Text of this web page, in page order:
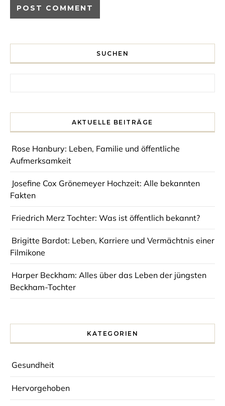
SUCHEN
AKTUELLE BEITRÄGE
Rose Hanbury: Leben, Familie und öffentliche
Aufmerksamkeit
Josefine Cox Grönemeyer Hochzeit: Alle bekannten
Fakten
Friedrich Merz Tochter: Was ist öffentlich bekannt?
Brigitte Bardot: Leben, Karriere und Vermächtnis einer
Filmikone
Harper Beckham: Alles über das Leben der jüngsten
Beckham-Tochter
KATEGORIEN
Gesundheit
Hervorgehoben